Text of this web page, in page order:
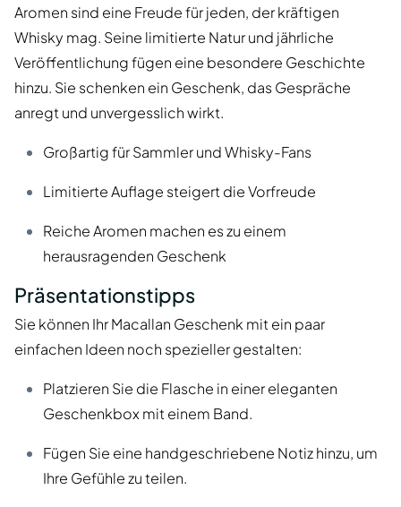
Aromen sind eine Freude für jeden, der kräftigen
Whisky mag. Seine limitierte Natur und jährliche
Veröffentlichung fügen eine besondere Geschichte
hinzu. Sie schenken ein Geschenk, das Gespräche
anregt und unvergesslich wirkt.
Großartig für Sammler und Whisky-Fans
Limitierte Auflage steigert die Vorfreude
Reiche Aromen machen es zu einem
herausragenden Geschenk
Präsentationstipps
Sie können Ihr Macallan Geschenk mit ein paar
einfachen Ideen noch spezieller gestalten:
Platzieren Sie die Flasche in einer eleganten
Geschenkbox mit einem Band.
Fügen Sie eine handgeschriebene Notiz hinzu, um
Ihre Gefühle zu teilen.